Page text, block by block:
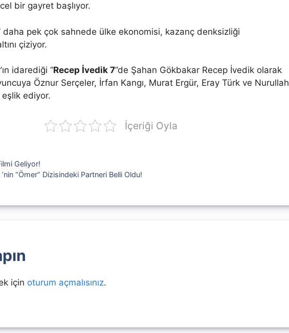
bir gayret başlıyor.
daha pek çok sahnede ülke ekonomisi, kazanç denksizliği
çiziyor.
idarediği “Recep İvedik 7”de Şahan Gökbakar Recep İvedik olarak
Öznur Serçeler, İrfan Kangı, Murat Ergür, Eray Türk ve Nurullah
ediyor.
İçeriği Oyla
Geliyor!
“Ömer” Dizisindeki Partneri Belli Oldu!
için oturum açmalısınız.